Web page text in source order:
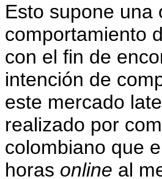
Esto supone una
comportamiento
con el fin de
intención de
este mercado
realizado por
colombiano que
horas online al